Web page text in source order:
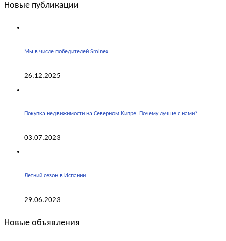
Новые публикации
Мы в числе победителей Sminex
26.12.2025
Покупка недвижимости на Северном Кипре. Почему лучше с нами?
03.07.2023
Летний сезон в Испании
29.06.2023
Новые объявления